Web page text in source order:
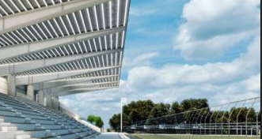
EVENTI
RUBRICHE